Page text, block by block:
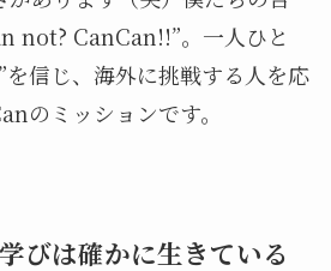
not? CanCan!!”。一人ひと
を信じ、海外に挑戦する人を応
のミッションです。
びは確かに生きている